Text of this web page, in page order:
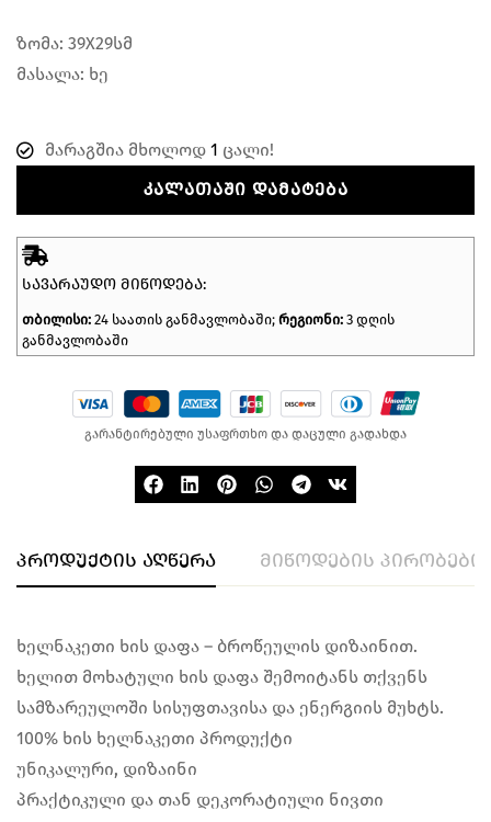
ზომა: 39X29სმ
მასალა: ხე
მარაგშია მხოლოდ 1 ცალი!
ᲙᲐᲚᲐᲗᲐᲨᲘ ᲓᲐᲛᲐᲢᲔᲑᲐ
ᲡᲐᲕᲐᲠᲐᲣᲓᲝ ᲛᲘᲬᲝᲓᲔᲑᲐ:
თბილისი: 24 საათის განმავლობაში; რეგიონი: 3 დღის
განმავლობაში
გარანტირებული უსაფრთხო და დაცული გადახდა
პროდუქტის აღწერა მიწოდების პირობები
ხელნაკეთი ხის დაფა – ბროწეულის დიზაინით.
ხელით მოხატული ხის დაფა შემოიტანს თქვენს
სამზარეულოში სისუფთავისა და ენერგიის მუხტს.
100% ხის ხელნაკეთი პროდუქტი
უნიკალური, დიზაინი
პრაქტიკული და თან დეკორატიული ნივთი